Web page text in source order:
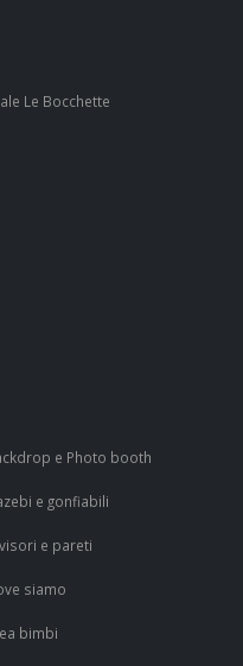
Le Bocchette
e Photo booth
e gonfiabili
e pareti
siamo
bimbi